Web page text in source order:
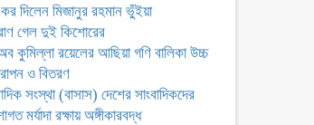
দিলেন মিজানুর রহমান ভুঁইয়া
গেল দুই কিশোরের
কুমিল্লা রয়েলের আছিয়া গণি বালিকা উচ্চ
ও বিতরণ
সংস্থা (বাসাস) দেশের সাংবাদিকদের
মর্যাদা রক্ষায় অঙ্গীকারবদ্ধ